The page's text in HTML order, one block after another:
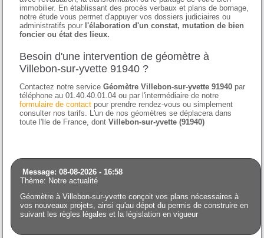
immobilier. En établissant des procès verbaux et plans de bornage,
notre étude vous permet d'appuyer vos dossiers judiciaires ou
administratifs pour l'élaboration d'un constat, mutation de bien
foncier ou état des lieux.
Besoin d'une intervention de géomètre à
Villebon-sur-yvette 91940 ?
Contactez notre serviceGéomètre Villebon-sur-yvette 91940 par
téléphone au 01.40.40.01.04 ou par l'intermédiaire de notre
formulaire de contact pour prendre rendez-vous ou simplement
consulter nos tarifs. L'un de nos géomètres se déplacera dans
toute l'Ile de France, dontVillebon-sur-yvette (91940)
Message: 08-08-2026 - 16:58
Thème: Notre actualité
Géomètre à Villebon-sur-yvette conçoit vos plans nécessaires à
vos nouveaux projets, ainsi qu'au dépot du permis de construire en
suivant les règles légales et la législation en vigueur